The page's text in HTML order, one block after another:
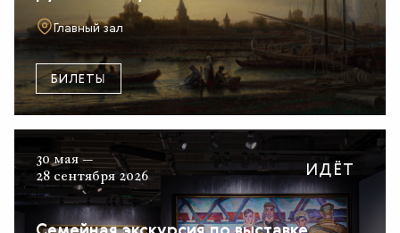
Главный зал
БИЛЕТЫ
30 мая —
28 сентября 2026
ИДЁТ